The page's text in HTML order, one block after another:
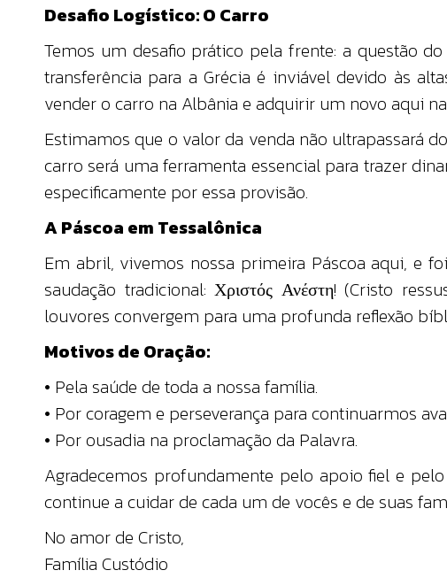
Desafio Logístico: O Carro
Temos um desafio prático pela frente: a questão
transferência para a Grécia é inviável devido às
vender o carro na Albânia e adquirir um novo aqui
Estimamos que o valor da venda não ultrapassará
carro será uma ferramenta essencial para trazer
especificamente por essa provisão.
A Páscoa em Tessalônica
Em abril, vivemos nossa primeira Páscoa aqui, e
saudação tradicional: Χριστός Ανέστη! (Cristo
louvores convergem para uma profunda reflexão
Motivos de Oração:
• Pela saúde de toda a nossa família.
• Por coragem e perseverança para continuarmos
• Por ousadia na proclamação da Palavra.
Agradecemos profundamente pelo apoio fiel e
continue a cuidar de cada um de vocês e de suas
No amor de Cristo,
Família Custódio